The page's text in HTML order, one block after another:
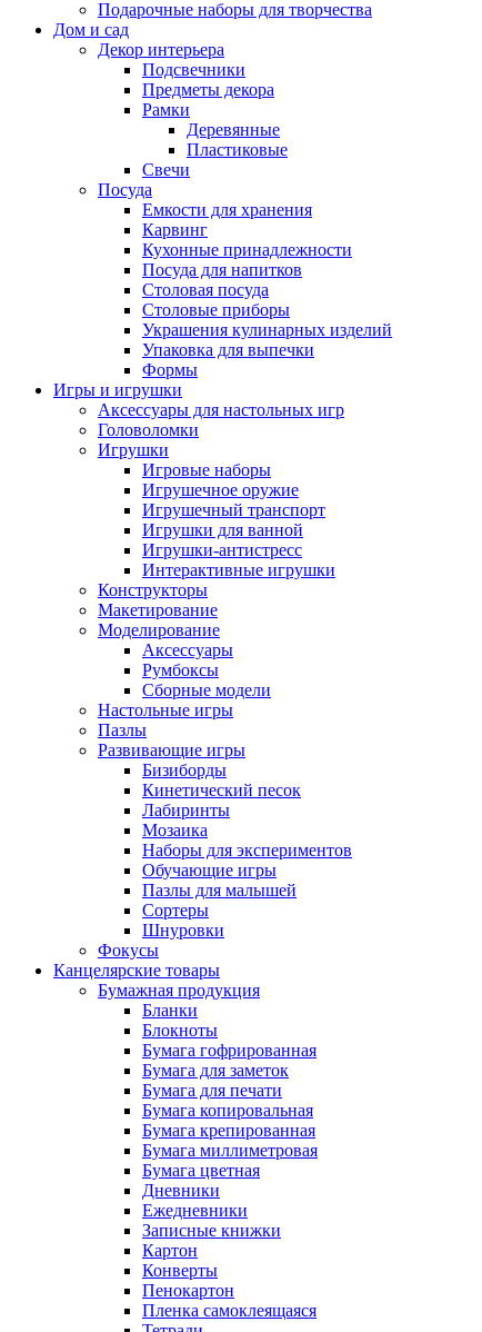
Подарочные наборы для творчества
Дом и сад
Декор интерьера
Подсвечники
Предметы декора
Рамки
Деревянные
Пластиковые
Свечи
Посуда
Емкости для хранения
Карвинг
Кухонные принадлежности
Посуда для напитков
Столовая посуда
Столовые приборы
Украшения кулинарных изделий
Упаковка для выпечки
Формы
Игры и игрушки
Аксессуары для настольных игр
Головоломки
Игрушки
Игровые наборы
Игрушечное оружие
Игрушечный транспорт
Игрушки для ванной
Игрушки-антистресс
Интерактивные игрушки
Конструкторы
Макетирование
Моделирование
Аксессуары
Румбоксы
Сборные модели
Настольные игры
Пазлы
Развивающие игры
Бизиборды
Кинетический песок
Лабиринты
Мозаика
Наборы для экспериментов
Обучающие игры
Пазлы для малышей
Сортеры
Шнуровки
Фокусы
Канцелярские товары
Бумажная продукция
Бланки
Блокноты
Бумага гофрированная
Бумага для заметок
Бумага для печати
Бумага копировальная
Бумага крепированная
Бумага миллиметровая
Бумага цветная
Дневники
Ежедневники
Записные книжки
Картон
Конверты
Пенокартон
Пленка самоклеящаяся